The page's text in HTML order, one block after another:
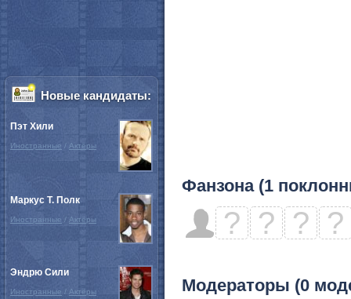
Фанзона (1
? ? ? ?
Модераторы (0
Новые кандидаты:
Пэт Хили
Иностранные / Актёры
Маркус Т. Полк
Иностранные / Актёры
Эндрю Сили
Иностранные / Актёры